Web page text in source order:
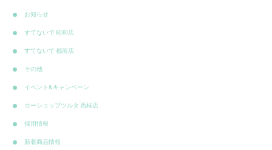
お知らせ
すてないで 昭和店
すてないで 都留店
その他
イベント&キャンペーン
カーショップツルタ 西桂店
採用情報
新着商品情報